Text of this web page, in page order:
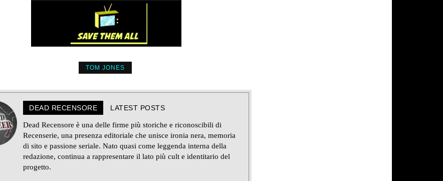
TOM JONES
DEAD RECENSORE LATEST POSTS
Dead Recensore è una delle firme più storiche e riconoscibili di
Recenserie, una presenza editoriale che unisce ironia nera, memoria
di sito e passione seriale. Nato quasi come leggenda interna della
redazione, continua a rappresentare il lato più cult e identitario del
progetto.